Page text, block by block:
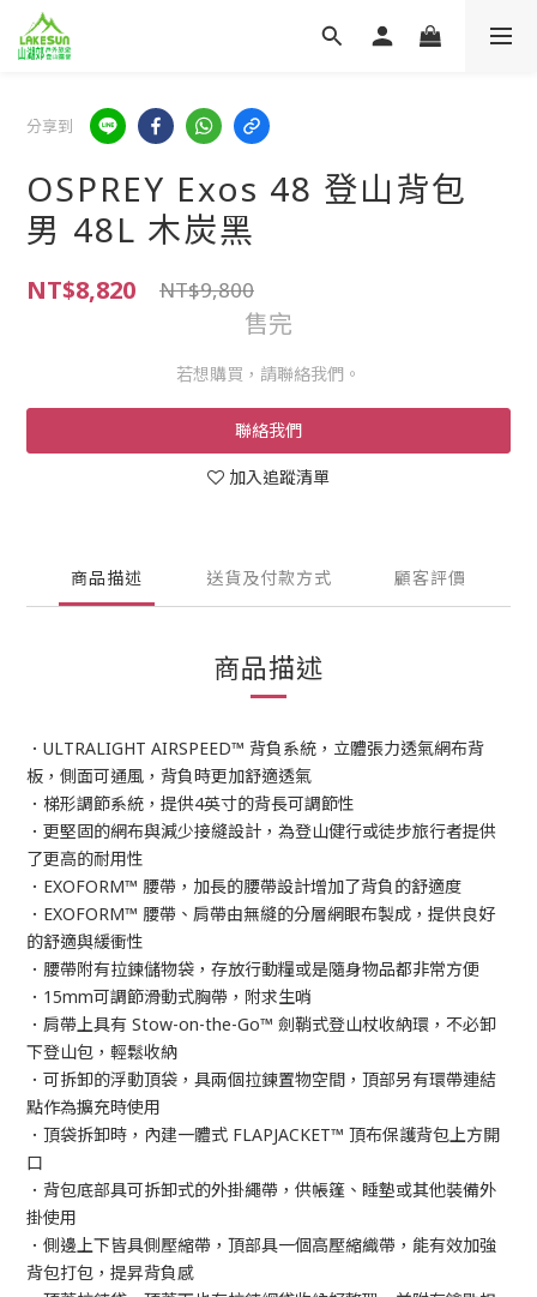
分享到
OSPREY Exos 48 登山背包
男 48L 木炭黑
NT$8,820 NT$9,800
售完
若想購買，請聯絡我們。
聯絡我們
加入追蹤清單
商品描述 送貨及付款方式 顧客評價
商品描述
．ULTRALIGHT AIRSPEED™ 背負系統，立體張力透氣網布背
板，側面可通風，背負時更加舒適透氣
．梯形調節系統，提供4英寸的背長可調節性
．更堅固的網布與減少接縫設計，為登山健行或徒步旅行者提供
了更高的耐用性
．EXOFORM™ 腰帶，加長的腰帶設計增加了背負的舒適度
．EXOFORM™ 腰帶、肩帶由無縫的分層網眼布製成，提供良好
的舒適與緩衝性
．腰帶附有拉鍊儲物袋，存放行動糧或是隨身物品都非常方便
．15mm可調節滑動式胸帶，附求生哨
．肩帶上具有 Stow-on-the-Go™ 劍鞘式登山杖收納環，不必卸
下登山包，輕鬆收納
．可拆卸的浮動頂袋，具兩個拉鍊置物空間，頂部另有環帶連結
點作為擴充時使用
．頂袋拆卸時，內建一體式 FLAPJACKET™ 頂布保護背包上方開
口
．背包底部具可拆卸式的外掛繩帶，供帳篷、睡墊或其他裝備外
掛使用
．側邊上下皆具側壓縮帶，頂部具一個高壓縮織帶，能有效加強
背包打包，提昇背負感